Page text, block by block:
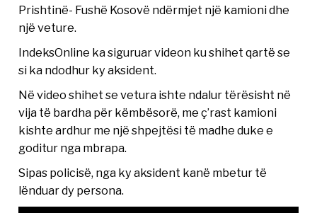
Prishtinë- Fushë Kosovë ndërmjet një kamioni dhe
një veture.
IndeksOnline ka siguruar videon ku shihet qartë se
si ka ndodhur ky aksident.
Në video shihet se vetura ishte ndalur tërësisht në
vija të bardha për këmbësorë, me ç’rast kamioni
kishte ardhur me një shpejtësi të madhe duke e
goditur nga mbrapa.
Sipas policisë, nga ky aksident kanë mbetur të
lënduar dy persona.